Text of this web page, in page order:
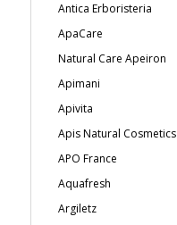
Antica Erboristeria
ApaCare
Natural Care Apeiron
Apimani
Apivita
Apis Natural Cosmetics
APO France
Aquafresh
Argiletz